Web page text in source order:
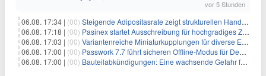
vor 5 Stunden
06.08. 17:34 | (00) Steigende Adipositasrate zeigt strukturellen Handlungsbedarf bei der Ernährung schulpflichtiger Kinder
06.08. 17:18 | (00) Pasinex startet Ausschreibung für hochgradiges Zinksulfidkonzentrat mit Germanium- und Silbergehalten und stellt ein Betriebsupdate bereit
06.08. 17:03 | (00) Variantenreiche Miniaturkupplungen für diverse Einsatzbereiche
06.08. 17:00 | (00) Passwork 7.7 führt sicheren Offline-Modus für Desktop- und Mobile-Apps ein
06.08. 17:00 | (00) Bauteilabkündigungen: Eine wachsende Gefahr für industrielle Elektroniksysteme